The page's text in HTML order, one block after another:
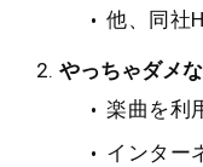
他、同社
やっちゃダメ
楽曲を利
インター